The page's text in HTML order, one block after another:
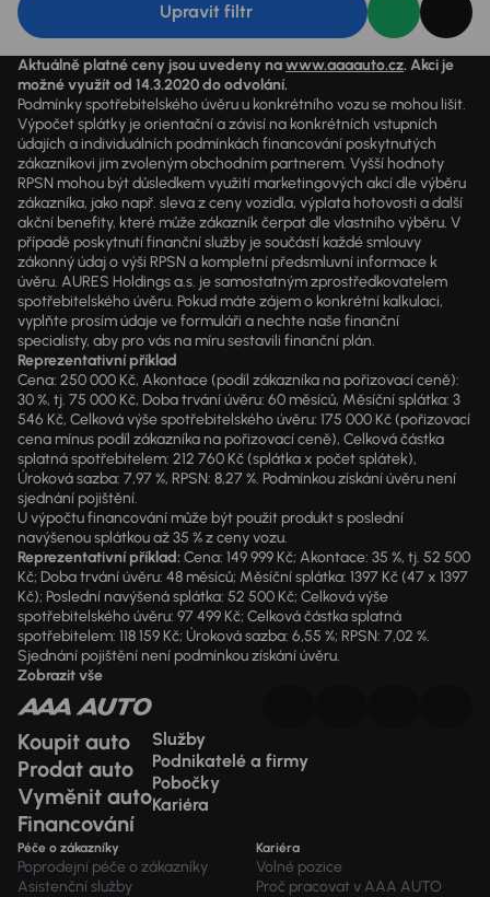
Upravit filtr
Aktuálně platné ceny jsou uvedeny nawww.aaaauto.cz. Akci je
možné využít od 14.3.2020 do odvolání.
Podmínky spotřebitelského úvěru u konkrétního vozu se mohou lišit.
Výpočet splátky je orientační a závisí na konkrétních vstupních
údajích a individuálních podmínkách financování poskytnutých
zákazníkovi jim zvoleným obchodním partnerem. Vyšší hodnoty
RPSN mohou být důsledkem využití marketingových akcí dle výběru
zákazníka, jako např. sleva z ceny vozidla, výplata hotovosti a další
akční benefity, které může zákazník čerpat dle vlastního výběru. V
případě poskytnutí finanční služby je součástí každé smlouvy
zákonný údaj o výši RPSN a kompletní předsmluvní informace k
úvěru. AURES Holdings a.s. je samostatným zprostředkovatelem
spotřebitelského úvěru. Pokud máte zájem o konkrétní kalkulaci,
vyplňte prosím údaje ve formuláři a nechte naše finanční
specialisty, aby pro vás na míru sestavili finanční plán.
Reprezentativní příklad
Cena: 250 000 Kč, Akontace (podíl zákazníka na pořizovací ceně):
30 %, tj. 75 000 Kč, Doba trvání úvěru: 60 měsíců, Měsíční splátka: 3
546 Kč, Celková výše spotřebitelského úvěru: 175 000 Kč (pořizovací
cena mínus podíl zákazníka na pořizovací ceně), Celková částka
splatná spotřebitelem: 212 760 Kč (splátka x počet splátek),
Úroková sazba: 7,97 %, RPSN: 8,27 %. Podmínkou získání úvěru není
sjednání pojištění.
U výpočtu financování může být použit produkt s poslední
navýšenou splátkou až 35 % z ceny vozu.
Reprezentativní příklad:Cena: 149 999 Kč; Akontace: 35 %, tj. 52 500
Kč; Doba trvání úvěru: 48 měsíců; Měsíční splátka: 1397 Kč (47 x 1397
Kč); Poslední navýšená splátka: 52 500 Kč; Celková výše
spotřebitelského úvěru: 97 499 Kč; Celková částka splatná
spotřebitelem: 118 159 Kč; Úroková sazba: 6,55 %; RPSN: 7,02 %.
Sjednání pojištění není podmínkou získání úvěru.
Zobrazit vše
Koupit auto
Prodat auto
Vyměnit auto
Financování
Služby
Podnikatelé a firmy
Pobočky
Kariéra
Péče o zákazníky
Poprodejní péče o zákazníky
Asistenční služby
Kariéra
Volné pozice
Proč pracovat v AAA AUTO